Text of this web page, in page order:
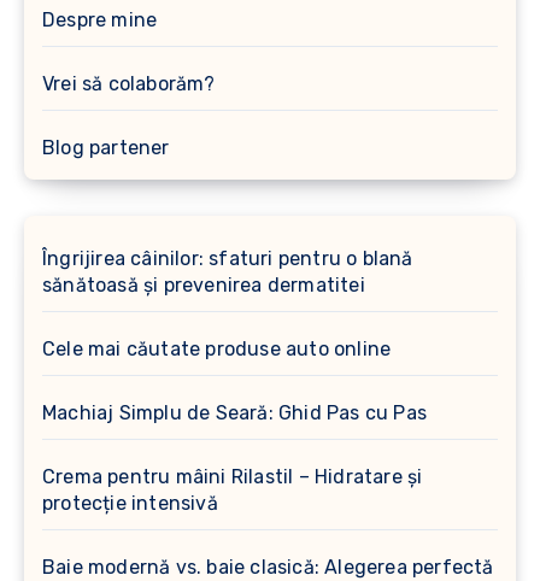
Despre mine
Vrei să colaborăm?
Blog partener
Îngrijirea câinilor: sfaturi pentru o blană
sănătoasă și prevenirea dermatitei
Cele mai căutate produse auto online
Machiaj Simplu de Seară: Ghid Pas cu Pas
Crema pentru mâini Rilastil – Hidratare și
protecție intensivă
Baie modernă vs. baie clasică: Alegerea perfectă